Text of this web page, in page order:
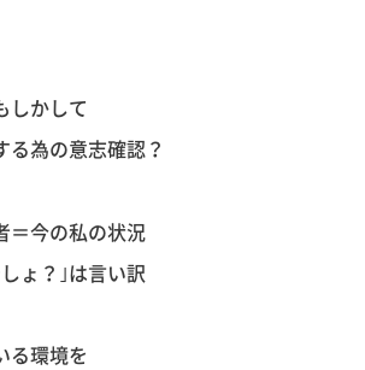
かして
為の意志確認？
＝今の私の状況
ょ？｣は言い訳
る環境を